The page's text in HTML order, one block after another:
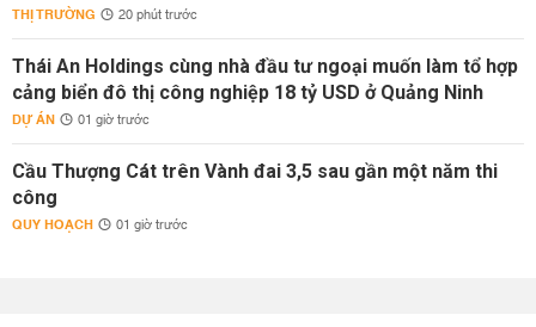
THỊ TRƯỜNG 20 phút trước
Thái An Holdings cùng nhà đầu tư ngoại muốn làm tổ hợp
cảng biển đô thị công nghiệp 18 tỷ USD ở Quảng Ninh
DỰ ÁN 01 giờ trước
Cầu Thượng Cát trên Vành đai 3,5 sau gần một năm thi
công
QUY HOẠCH 01 giờ trước